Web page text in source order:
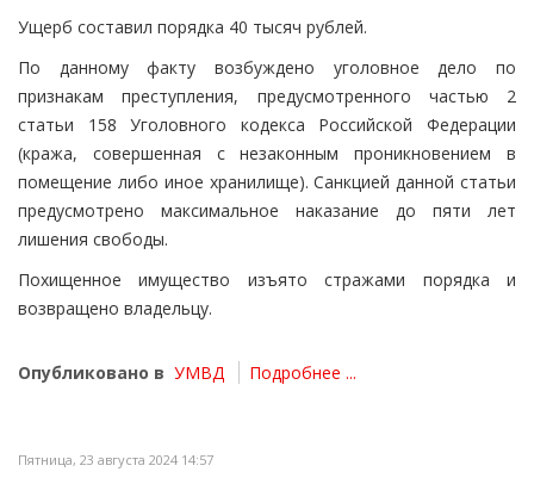
Ущерб составил порядка 40 тысяч рублей.
По данному факту возбуждено уголовное дело по
признакам преступления, предусмотренного частью 2
статьи 158 Уголовного кодекса Российской Федерации
(кража, совершенная с незаконным проникновением в
помещение либо иное хранилище). Санкцией данной статьи
предусмотрено максимальное наказание до пяти лет
лишения свободы.
Похищенное имущество изъято стражами порядка и
возвращено владельцу.
Опубликовано в УМВД Подробнее ...
Пятница, 23 августа 2024 14:57